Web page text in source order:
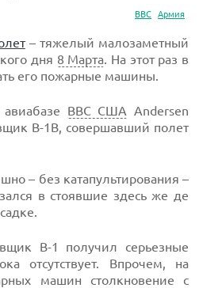
ВВС Армия
– тяжелый малозаметный
дня 8 Марта. На этот раз в
его пожарные машины.
ВВС США Andersen
B-1B, совершавший полет
– без катапультирования –
в стоявшие здесь же де
В-1 получил серьезные
отсутствует. Впрочем, на
машин столкновение с